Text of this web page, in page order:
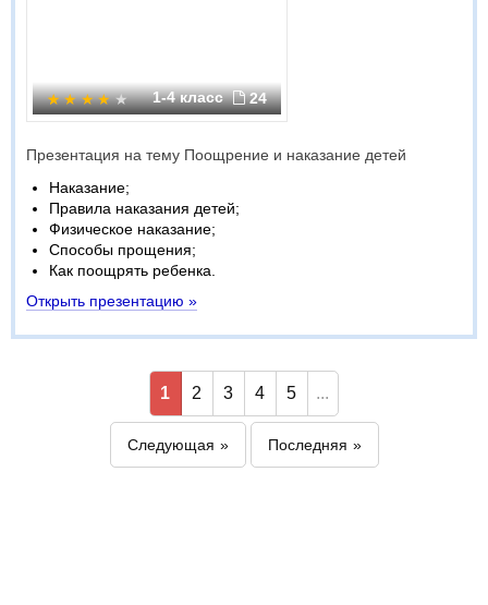
1-4 класс 24
Презентация на тему Поощрение и наказание детей
Наказание;
Правила наказания детей;
Физическое наказание;
Способы прощения;
Как поощрять ребенка.
Открыть презентацию »
1 2 3 4 5 ...
Следующая Последняя